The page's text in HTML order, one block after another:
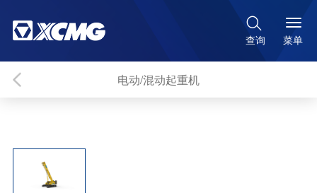

查询 菜单
电动/混动起重机